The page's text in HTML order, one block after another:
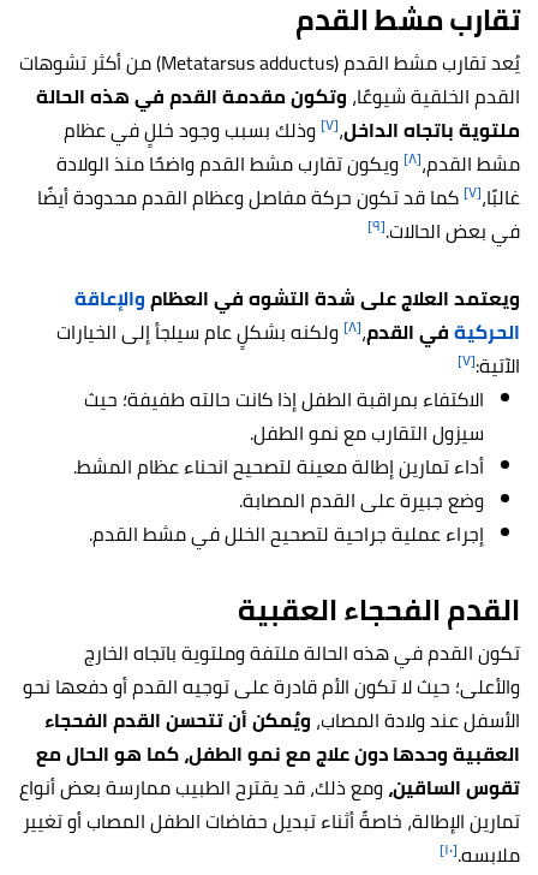
تقارب مشط القدم
يُعد تقارب مشط القدم (Metatarsus adductus) من أكثر تشوهات
القدم الخلقية شيوعًا، وتكون مقدمة القدم في هذه الحالة
ملتوية باتجاه الداخل،[٧]
وذلك بسبب وجود خللٍ في عظام
مشط القدم،[٨]
ويكون تقارب مشط القدم واضحًا منذ الولادة
غالبًا،[٧]
كما قد تكون حركة مفاصل وعظام القدم محدودة أيضًا
في بعض الحالات.[٩]
ويعتمد العلاج على شدة التشوه في العظاموالإعاقة
الحركيةفي القدم،[٨]
ولكنه بشكلٍ عام سيلجأ إلى الخيارات
الآتية:[٧]
الاكتفاء بمراقبة الطفل إذا كانت حالته طفيفة؛ حيث
سيزول التقارب مع نمو الطفل.
أداء تمارين إطالة معينة لتصحيح انحناء عظام المشط.
وضع جبيرة على القدم المصابة.
إجراء عملية جراحية لتصحيح الخلل في مشط القدم.
القدم الفحجاء العقبية
تكون القدم في هذه الحالة ملتفة وملتوية باتجاه الخارج
والأعلى؛ حيث لا تكون الأم قادرة على توجيه القدم أو دفعها نحو
الأسفل عند ولادة المصاب، ويُمكن أن تتحسن القدم الفحجاء
العقبية وحدها دون علاج مع نمو الطفل، كما هو الحال مع
تقوس الساقين،ومع ذلك، قد يقترح الطبيب ممارسة بعض أنواع
تمارين الإطالة، خاصةً أثناء تبديل حفاضات الطفل المصاب أو تغيير
ملابسه.[١٠]